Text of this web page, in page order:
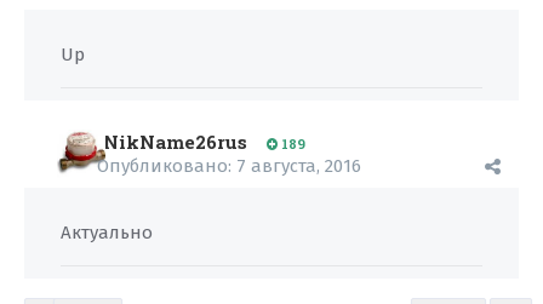
Up
NikName26rus 189
Опубликовано: 7 августа, 2016
Актуально